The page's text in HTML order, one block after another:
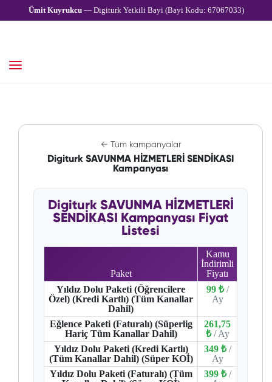
Ümit Kuyrukcu— Digiturk Yetkili Bayi (Bayi Kodu: 67067033)
← Tüm kampanyalar
Digiturk SAVUNMA HİZMETLERİ SENDİKASI
Kampanyası
Digiturk SAVUNMA HİZMETLERİ
SENDİKASI Kampanyası Fiyat
Listesi
Paket
Kamu
İndirimli
Fiyatı
Yıldız Dolu Paketi (Öğrencilere
Özel) (Kredi Kartlı) (Tüm Kanallar
Dahil)
99 ₺ /
Ay
Eğlence Paketi (Faturalı) (Süperlig
Hariç Tüm Kanallar Dahil)
261,75
₺ / Ay
Yıldız Dolu Paketi (Kredi Kartlı)
(Tüm Kanallar Dahil) (Süper KOİ)
349 ₺ /
Ay
Yıldız Dolu Paketi (Faturalı) (Tüm
399 ₺ /